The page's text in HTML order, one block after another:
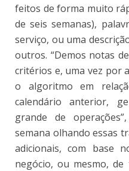
feitos de forma muito
de seis semanas),
serviço, ou uma
outros. “Demos notas
critérios e, uma vez por
o algoritmo em
calendário anterior,
grande de
semana olhando essas
adicionais, com base
negócio, ou mesmo, de